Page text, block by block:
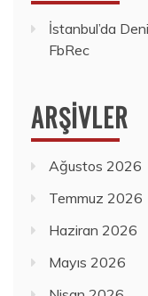
İstanbul’da
FbRec
ARŞIVLER
Ağustos 2026
Temmuz 2026
Haziran 2026
Mayıs 2026